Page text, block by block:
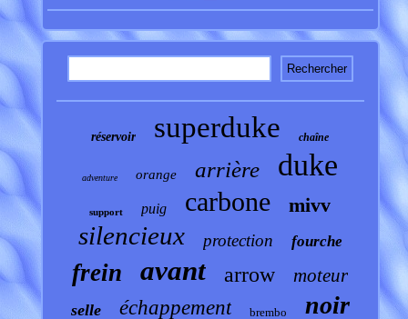
réservoir superduke chaîne
adventure orange arrière duke
support puig carbone mivv
silencieux protection fourche
frein avant arrow moteur
selle échappement brembo noir